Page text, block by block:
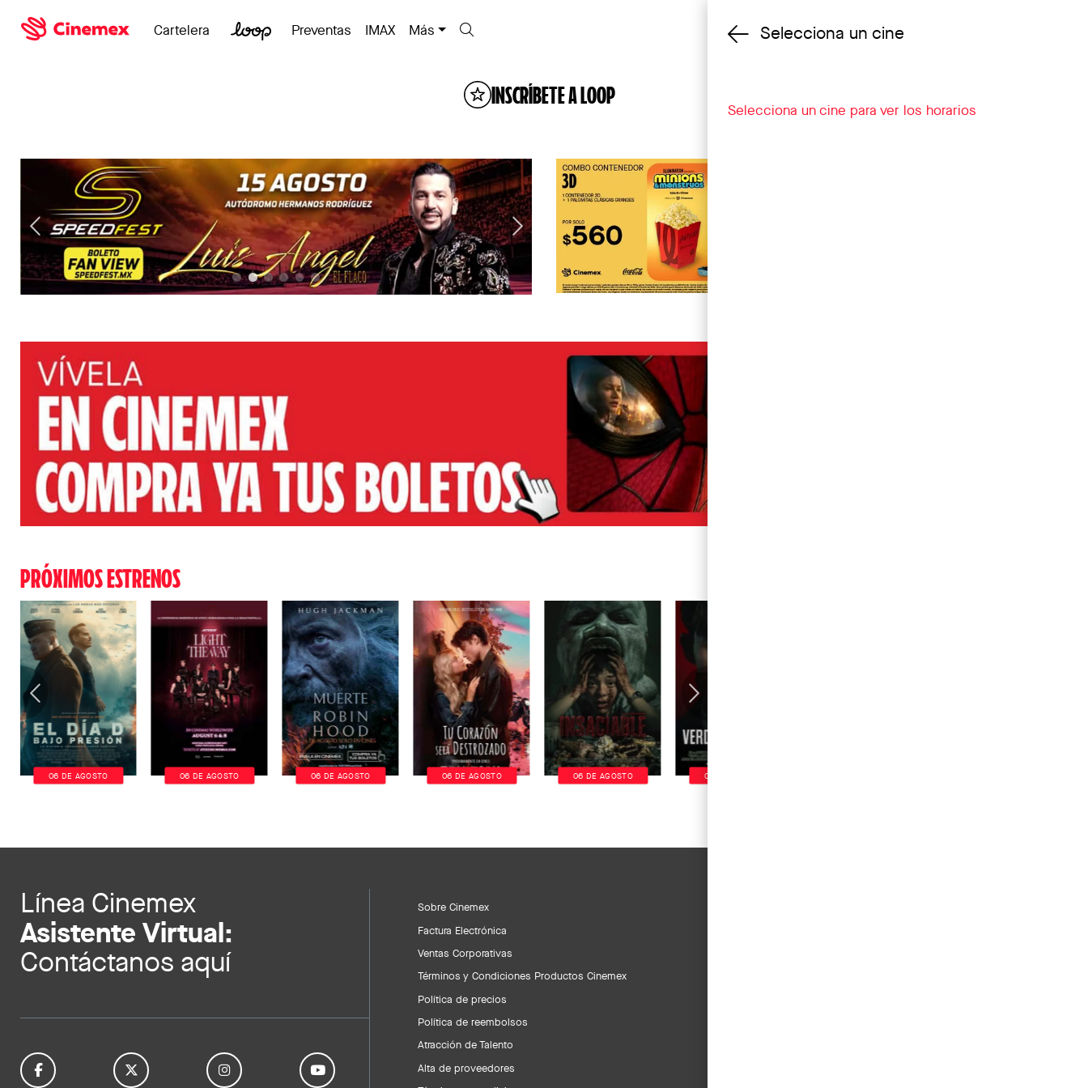
Cambiar cine
Cartelera Preventas IMAX Más
INSCRÍBETE A LOOP
PRÓXIMOS ESTRENOS
06 DE AGOSTO 06 DE AGOSTO 06 DE AGOSTO 06 DE AGOSTO 06 DE AGOSTO 06 DE AGOSTO
Línea Cinemex
Asistente Virtual:
Contáctanos aquí
Sobre Cinemex
Factura Electrónica
Ventas Corporativas
Términos y Condiciones Productos Cinemex
Política de precios
Política de reembolsos
Atracción de Talento
Alta de proveedores
Selecciona un cine
Selecciona un cine para ver los horarios